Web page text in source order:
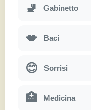
🚽 Gabinetto
💋 Baci
😊 Sorrisi
🏥 Medicina